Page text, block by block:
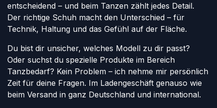
entscheidend – und beim Tanzen zählt jedes Detail.
Der richtige Schuh macht den Unterschied – für
Technik, Haltung und das Gefühl auf der Fläche.
Du bist dir unsicher, welches Modell zu dir passt?
Oder suchst du spezielle Produkte im Bereich
Tanzbedarf? Kein Problem – ich nehme mir persönlich
Zeit für deine Fragen. Im Ladengeschäft genauso wie
beim Versand in ganz Deutschland und international.